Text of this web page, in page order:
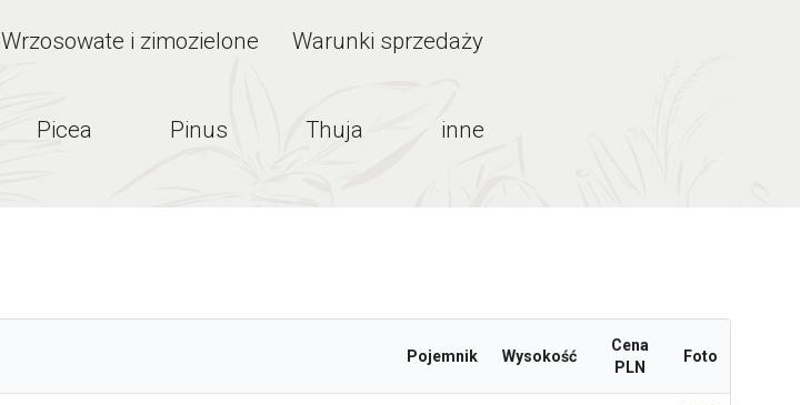
Wrzosowate i zimozielone Warunki sprzedaży
Picea Pinus Thuja inne
Pojemnik Wysokość
Cena
PLN
Foto